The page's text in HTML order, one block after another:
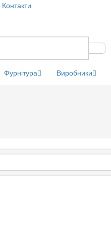
Контакти
Фурнітура Виробники